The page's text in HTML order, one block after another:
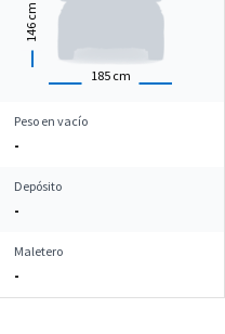
185 cm
146
cm
Peso en vacío
-
Depósito
-
Maletero
-